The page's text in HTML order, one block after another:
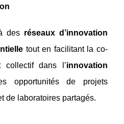
des réseaux d’innovation
tout en facilitant la co-
collectif dans l’innovation
opportunités de projets
de laboratoires partagés.